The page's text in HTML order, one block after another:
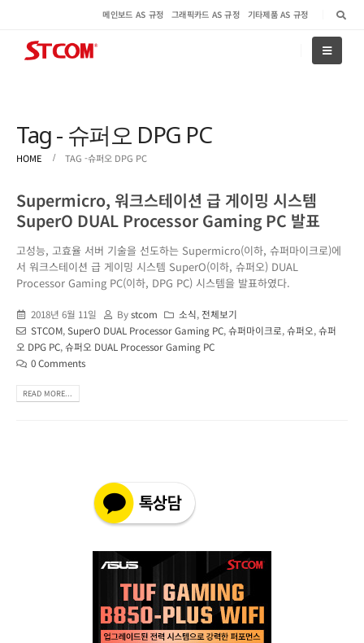
메인보드 AS 규정 그래픽카드 AS 규정 기타제품 AS 규정
Tag - 슈퍼오 DPG PC
HOME TAG -슈퍼오 DPG PC
Supermicro, 워크스테이션 급 게이밍 시스템
SuperO DUAL Processor Gaming PC 발표
고성능, 고효율 서버 기술을 선도하는 Supermicro(이하, 슈퍼마이크로)에
서 워크스테이션 급 게이밍 시스템 SuperO(이하, 슈퍼오) DUAL
Processor Gaming PC(이하, DPG PC) 시스템을 발표하였다.
2018년 6월 11일 Bystcom 소식, 전체보기
STCOM,SuperO DUAL Processor Gaming PC,슈퍼마이크로,슈퍼오,슈퍼
오 DPG PC,슈퍼오 DUAL Processor Gaming PC
0 Comments
READ MORE...